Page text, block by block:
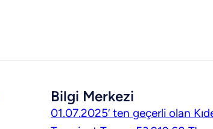
Bilgi Merkezi
01.07.2025’ ten geçerli olan